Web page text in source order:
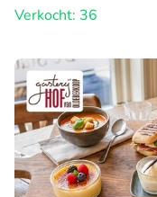
Verkocht: 36